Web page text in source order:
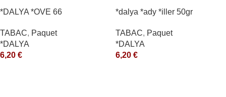
*DALYA *OVE 66
TABAC, Paquet
*DALYA
6,20 €
*dalya *ady *iller 50gr
TABAC, Paquet
*DALYA
6,20 €